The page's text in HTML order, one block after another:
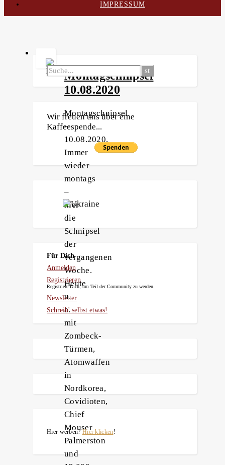
IMPRESSUM
Montagschnipsel
10.08.2020
Montagschnipsel
–
10.08.2020.
Immer
wieder
montags
–
hier
die
Schnipsel
der
vergangenen
Woche.
Heute
u.
a.
mit
Zombeck-
Türmen,
Atomwaffen
in
Nordkorea,
Covidioten,
Chief
Mouser
Palmerston
und
Wir freuen uns über eine
Kaffeespende...
Für Dich
Anmelden
Registrieren
Registriere Dich, um Teil der Community zu werden.
Newsletter
Schreib' selbst etwas!
Hier werben?Hier klicken!